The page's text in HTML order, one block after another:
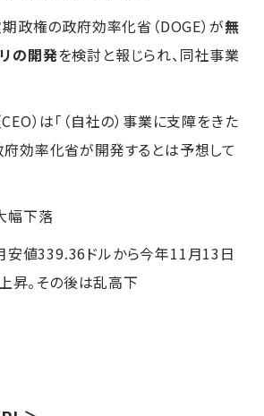
政権の政府効率化省（DOGE）が無
の開発を検討と報じられ、同社事業
）は「（自社の）事業に支障をきた
府効率化省が開発するとは予想して
幅下落
安値339.36ドルから今年11月13日
昇。その後は乱高下